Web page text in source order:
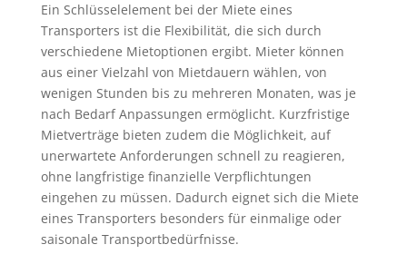
Ein Schlüsselelement bei der Miete eines
Transporters ist die Flexibilität, die sich durch
verschiedene Mietoptionen ergibt. Mieter können
aus einer Vielzahl von Mietdauern wählen, von
wenigen Stunden bis zu mehreren Monaten, was je
nach Bedarf Anpassungen ermöglicht. Kurzfristige
Mietverträge bieten zudem die Möglichkeit, auf
unerwartete Anforderungen schnell zu reagieren,
ohne langfristige finanzielle Verpflichtungen
eingehen zu müssen. Dadurch eignet sich die Miete
eines Transporters besonders für einmalige oder
saisonale Transportbedürfnisse.